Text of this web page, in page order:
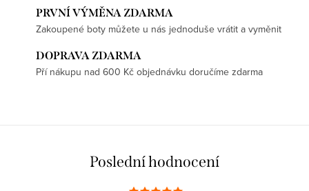
PRVNÍ VÝMĚNA ZDARMA
Zakoupené boty můžete u nás jednoduše vrátit a vyměnit
DOPRAVA ZDARMA
Pří nákupu nad 600 Kč objednávku doručíme zdarma
Poslední hodnocení